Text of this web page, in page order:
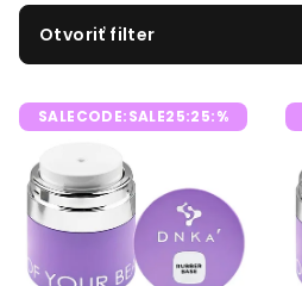
p
r
o
u
Otvoriť filter
V
ý
p
SALECODE:SALE25:25:%